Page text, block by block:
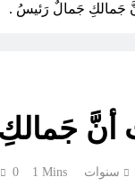
جَمالكِ جَمالٌ رَئيسُ .
أنَّ
0 1 Mins